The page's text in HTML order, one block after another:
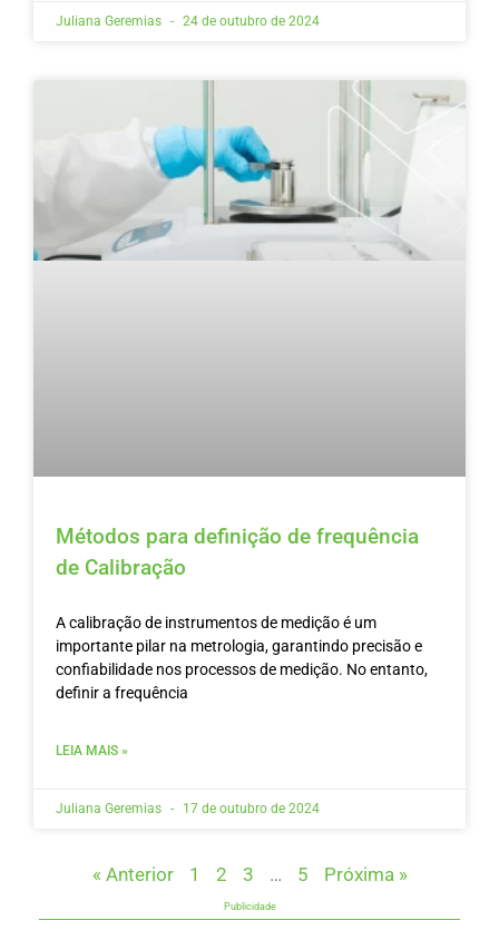
Juliana Geremias 24 de outubro de 2024
Métodos para definição de frequência
de Calibração
A calibração de instrumentos de medição é um
importante pilar na metrologia, garantindo precisão e
confiabilidade nos processos de medição. No entanto,
definir a frequência
LEIA MAIS »
Juliana Geremias 17 de outubro de 2024
« Anterior 1 2 3 … 5 Próxima »
Publicidade